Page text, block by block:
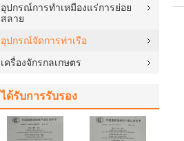
อุปกรณ์การทำเหมืองแร่การย่อย
สลาย
อุปกรณ์จัดการท่าเรือ
เครื่องจักรกลเกษตร
ได้รับการรับรอง